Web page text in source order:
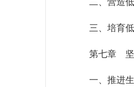
二、营造低
三、培育低
第七章 坚
一、推进生